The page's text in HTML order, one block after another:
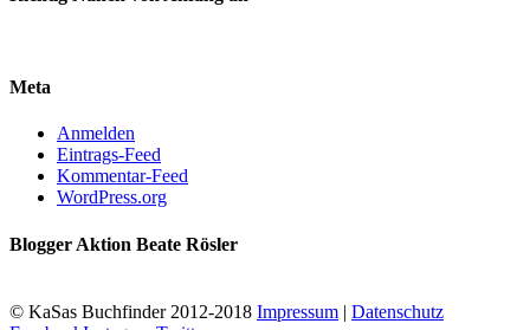
Meta
Anmelden
Eintrags-Feed
Kommentar-Feed
WordPress.org
Blogger Aktion Beate Rösler
© KaSas Buchfinder 2012-2018 Impressum | Datenschutz